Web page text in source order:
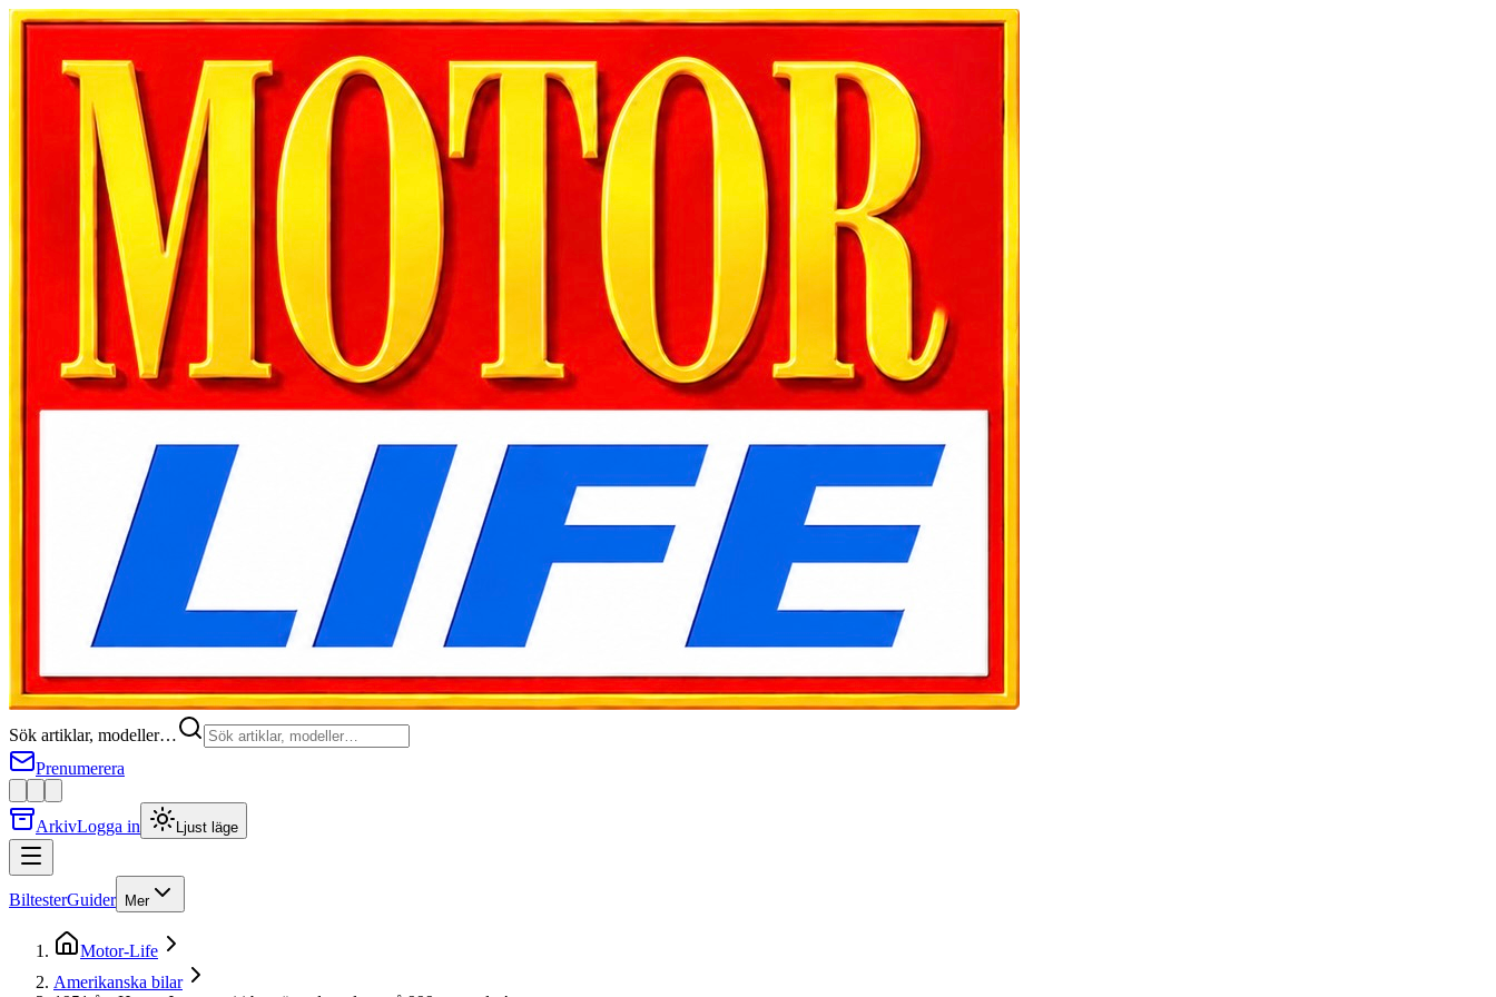
Sök artiklar, modeller…
Prenumerera
ArkivLogga in Ljust läge
BiltesterGuider Mer
Motor-Life
Amerikanska bilar